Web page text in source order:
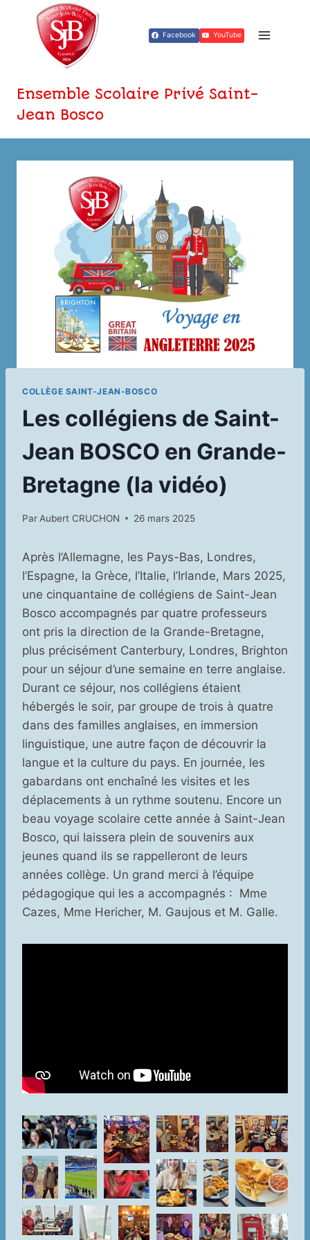
contenu
Facebook YouTube
Ensemble Scolaire Privé Saint-
Jean Bosco
COLLÈGE SAINT-JEAN-BOSCO
Les collégiens de Saint-
Jean BOSCO en Grande-
Bretagne (la vidéo)
Par Aubert CRUCHON 26 mars 2025
Après l’Allemagne, les Pays-Bas, Londres,
l’Espagne, la Grèce, l’Italie, l’Irlande, Mars 2025,
une cinquantaine de collégiens de Saint-Jean
Bosco accompagnés par quatre professeurs
ont pris la direction de la Grande-Bretagne,
plus précisément Canterbury, Londres, Brighton
pour un séjour d’une semaine en terre anglaise.
Durant ce séjour, nos collégiens étaient
hébergés le soir, par groupe de trois à quatre
dans des familles anglaises, en immersion
linguistique, une autre façon de découvrir la
langue et la culture du pays. En journée, les
gabardans ont enchaîné les visites et les
déplacements à un rythme soutenu. Encore un
beau voyage scolaire cette année à Saint-Jean
Bosco, qui laissera plein de souvenirs aux
jeunes quand ils se rappelleront de leurs
années collège. Un grand merci à l’équipe
pédagogique qui les a accompagnés : Mme
Cazes, Mme Hericher, M. Gaujous et M. Galle.